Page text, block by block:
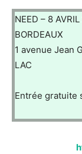
NEED – 8
BORDEAUX
1 avenue Jean
LAC
Entrée gratuite